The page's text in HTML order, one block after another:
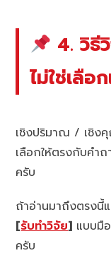
4. วิธี
ไม่ใช่เลือ
เชิงปริมาณ / เชิ
เลือกให้ตรงกับคำ
ครับ
ถ้าอ่านมาถึงตรงนี้
[รับทำวิจัย] แบบมื
ครับ